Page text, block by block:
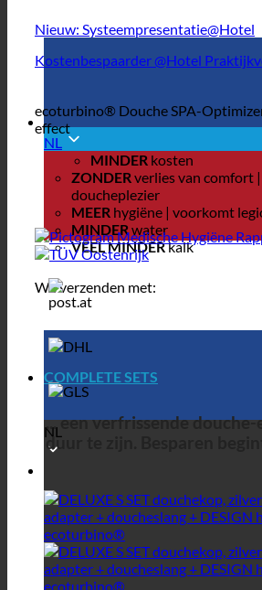
NL
NL
Nieuw: Systeempresentatie@Hotel
Kostenbespaarder @Hotel
ecoturbino® Douche SPA-
effect
MINDERkosten
ZONDERverlies van comfort
doucheplezier
MEER hygiëne | voorkomt
MINDERwater
VEEL MINDERkalk
We verzenden met:
COMPLETE SETS
... een verfrissende
duur te zijn. Besparen